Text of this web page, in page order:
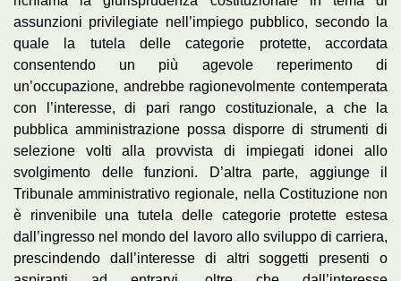
assunzioni privilegiate nell’impiego pubblico, secondo la
quale la tutela delle categorie protette, accordata
consentendo un più agevole reperimento di
un’occupazione, andrebbe ragionevolmente contemperata
con l’interesse, di pari rango costituzionale, a che la
pubblica amministrazione possa disporre di strumenti di
selezione volti alla provvista di impiegati idonei allo
svolgimento delle funzioni. D’altra parte, aggiunge il
Tribunale amministrativo regionale, nella Costituzione non
è rinvenibile una tutela delle categorie protette estesa
dall’ingresso nel mondo del lavoro allo sviluppo di carriera,
prescindendo dall’interesse di altri soggetti presenti o